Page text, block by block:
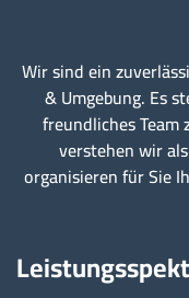
Wir sind ein
& Umgebung. Es
freundliches Team
verstehen wir
organisieren für Sie